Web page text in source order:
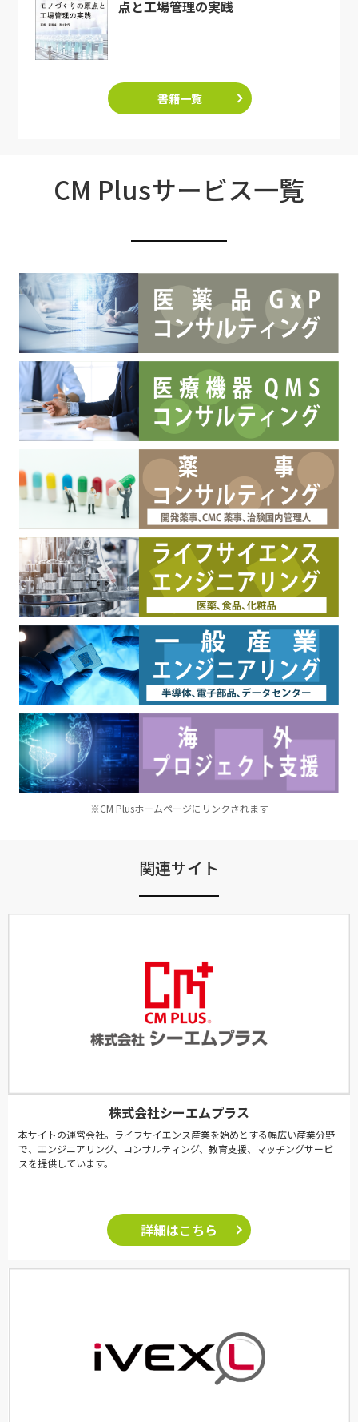
点と工場管理の実践
書籍一覧
CM Plusサービス一覧
※CM Plusホームページにリンクされます
関連サイト
株式会社シーエムプラス
本サイトの運営会社。ライフサイエンス産業を始めとする幅広い産業分野
で、エンジニアリング、コンサルティング、教育支援、マッチングサービ
スを提供しています。
詳細はこちら